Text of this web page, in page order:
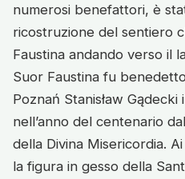
numerosi benefattori, è
ricostruzione del sentiero
Faustina andando verso il
Suor Faustina fu
Poznań Stanisław
nell’anno del centenario
della Divina Misericordia.
la figura in gesso della